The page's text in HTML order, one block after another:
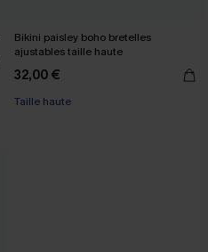
Bikini paisley boho bretelles
ajustables taille haute
32,00 €
Taille haute